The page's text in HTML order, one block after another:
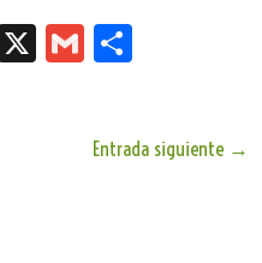
X
G
Entrada siguiente →